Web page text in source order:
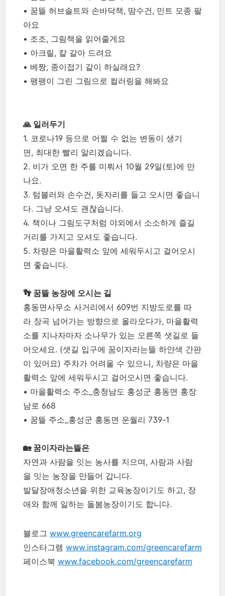
• 꿈뜰 허브솔트와 손바닥책, 땀수건, 민트 모종 팔
아요
• 조조, 그림책을 읽어줄게요
• 아크릴, 칼 갈아 드려요
• 베짱, 종이접기 같이 하실래요?
• 팽팽이 그린 그림으로 컬러링을 해봐요
🙏 일러두기
1. 코로나19 등으로 어쩔 수 없는 변동이 생기
면, 최대한 빨리 알리겠습니다.
2. 비가 오면 한 주를 미뤄서 10월 29일(토)에 만
나요.
3. 텀블러와 손수건, 돗자리를 들고 오시면 좋습니
다. 그냥 오셔도 괜찮습니다.
4. 책이나 그림도구처럼 야외에서 소소하게 즐길
거리를 가지고 오셔도 좋습니다.
5. 차량은 마을활력소 앞에 세워두시고 걸어오시
면 좋습니다.
👣 꿈뜰 농장에 오시는 길
홍동면사무소 사거리에서 609번 지방도로를 따
라 장곡 넘어가는 방향으로 올라오다가, 마을활력
소를 지나자마자 소나무가 있는 오른쪽 샛길로 들
어오세요. (샛길 입구에 꿈이자라는뜰 하얀색 간판
이 있어요) 주차가 어려울 수 있으니, 차량은 마을
활력소 앞에 세워두시고 걸어오시면 좋습니다.
• 마을활력소 주소_충청남도 홍성군 홍동면 홍장
남로 668
• 꿈뜰 주소_홍성군 홍동면 운월리 739-1
🏡 꿈이자라는뜰은
자연과 사람을 잇는 농사를 지으며, 사람과 사람
을 잇는 농장을 만들어 갑니다.
발달장애청소년을 위한 교육농장이기도 하고, 장
애와 함께 일하는 돌봄농장이기도 합니다.
블로그 www.greencarefarm.org
인스타그램 www.instagram.com/greencarefarm
페이스북 www.facebook.com/greencarefarm